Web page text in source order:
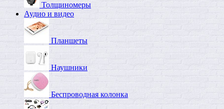
Толщиномеры
Аудио и видео
Планшеты
Наушники
Беспроводная колонка